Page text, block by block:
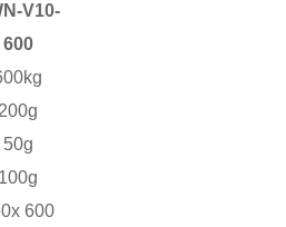
V10-
600
200g
50g
100g
600